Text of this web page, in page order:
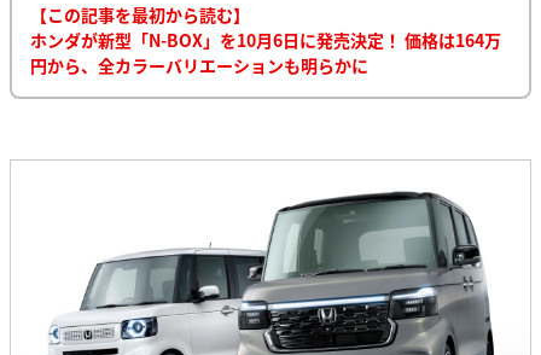
【この記事を最初から読む】
ホンダが新型「N-BOX」を10月6日に発売決定！ 価格は164万
円から、全カラーバリエーションも明らかに